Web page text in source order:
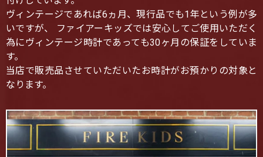
ヴィンテージであれば6ヵ月、現行品でも1年という例が多
いですが、 ファイアーキッズでは安心してご使用いただく
為にヴィンテージ時計であっても30ヶ月の保証をしていま
す。
当店で販売品させていただいたお時計がお預かりの対象と
なります。